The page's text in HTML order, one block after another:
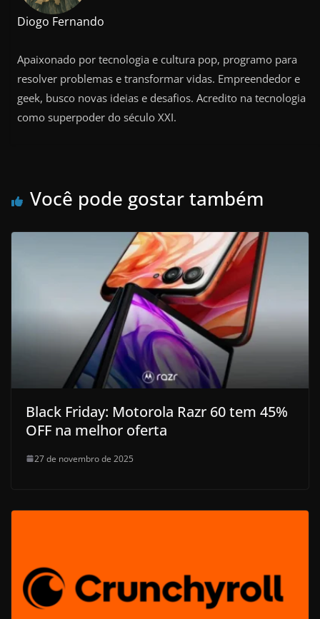
Diogo Fernando
Apaixonado por tecnologia e cultura pop, programo para
resolver problemas e transformar vidas. Empreendedor e
geek, busco novas ideias e desafios. Acredito na tecnologia
como superpoder do século XXI.
Você pode gostar também
Black Friday: Motorola Razr 60 tem 45%
OFF na melhor oferta
27 de novembro de 2025